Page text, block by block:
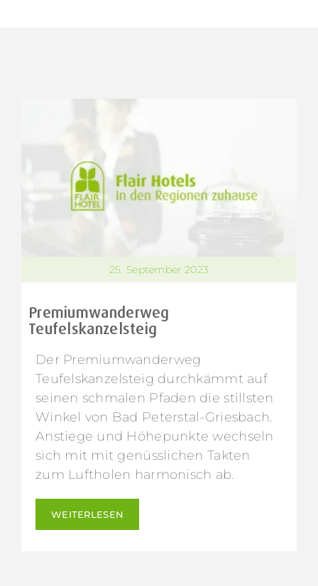
25. September 2023
Premiumwanderweg
Teufelskanzelsteig
Der Premiumwanderweg
Teufelskanzelsteig durchkämmt auf
seinen schmalen Pfaden die stillsten
Winkel von Bad Peterstal-Griesbach.
Anstiege und Höhepunkte wechseln
sich mit mit genüsslichen Takten
zum Luftholen harmonisch ab.
WEITERLESEN